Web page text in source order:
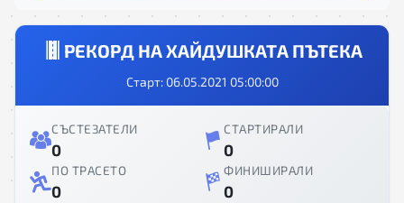
РЕКОРД НА ХАЙДУШКАТА ПЪТЕКА
Старт: 06.05.2021 05:00:00
СЪСТЕЗАТЕЛИ
0
СТАРТИРАЛИ
0
ПО ТРАСЕТО
0
ФИНИШИРАЛИ
0